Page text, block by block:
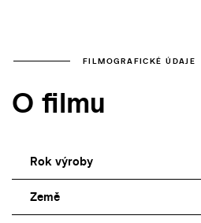
FILMOGRAFICKÉ ÚDAJE
O filmu
Rok výroby
Země